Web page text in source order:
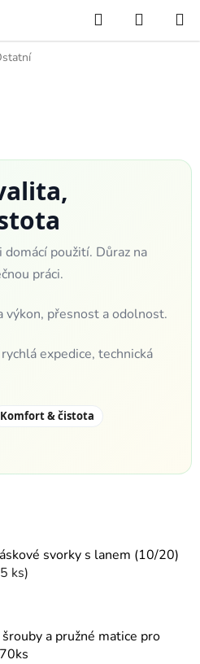
Hledat
KOŠÍK
použití. Důraz na
práci.
výkon, přesnost a odolnost.
expedice, technická
Komfort & čistota
svorky s lanem (10/20)
ks)
a pružné matice pro